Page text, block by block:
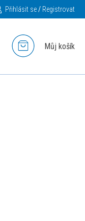
Přihlásit se/ Registrovat
Můj košík